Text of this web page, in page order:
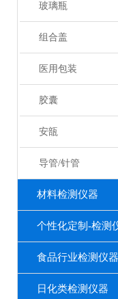
玻璃瓶
组合盖
医用包装
胶囊
安瓿
导管/针管
材料检测仪器
个性化定制-检测
食品行业检测仪器
日化类检测仪器